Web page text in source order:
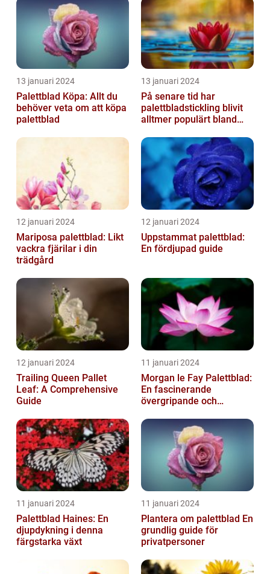
13 januari 2024
Palettblad Köpa: Allt du
behöver veta om att köpa
palettblad
13 januari 2024
På senare tid har
palettbladstickling blivit
alltmer populärt bland
12 januari 2024
Mariposa palettblad: Likt
vackra fjärilar i din
trädgård
12 januari 2024
Uppstammat palettblad:
En fördjupad guide
12 januari 2024
Trailing Queen Pallet
Leaf: A Comprehensive
Guide
11 januari 2024
Morgan le Fay Palettblad:
En fascinerande
övergripande och
11 januari 2024
Palettblad Haines: En
djupdykning i denna
färgstarka växt
11 januari 2024
Plantera om palettblad En
grundlig guide för
privatpersoner